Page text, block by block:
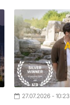
27.07.2026 - 10:23